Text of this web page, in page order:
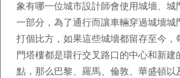
象有哪一位城市設計師會使用城墻、城
一部分，為了通行而讓車輛穿過城墻城
打個比方，如果這些城墻都留存至今，
門塔樓都是環行交叉路口的中心和新建
點，那么巴黎、羅馬、倫敦、華盛頓以